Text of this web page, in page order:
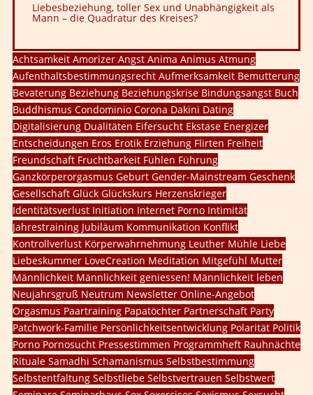
Liebesbeziehung, toller Sex und Unabhängigkeit als
Mann – die Quadratur des Kreises?
Achtsamkeit Amorizer Angst Anima Animus Atmung
Aufenthaltsbestimmungsrecht Aufmerksamkeit Bemutterung
Bevaterung Beziehung Beziehungskrise Bindungsangst Buch
Buddhismus Condominio Corona Dakini Dating
Digitalisierung Dualitäten Eifersucht Ekstase Energizer
Entscheidungen Eros Erotik Erziehung Flirten Freiheit
Freundschaft Fruchtbarkeit Fühlen Führung
Ganzkörperorgasmus Geburt Gender-Mainstream Geschenk
Gesellschaft Glück Glückskurs Herzenskrieger
Identitätsverlust Initiation Internet Porno Intimität
Jahrestraining Jubiläum Kommunikation Konflikt
Kontrollverlust Körperwahrnehmung Leuther Mühle Liebe
Liebeskummer LoveCreation Meditation Mitgefühl Mutter
Männlichkeit Männlichkeit geniessen! Männlichkeit leben
Neujahrsgruß Neutrum Newsletter Online-Angebot
Orgasmus Paartraining Papatöchter Partnerschaft Party
Patchwork-Familie Persönlichkeitsentwicklung Polarität Politik
Porno Pornosucht Pressestimmen Programmheft Rauhnächte
Rituale Samadhi Schamanismus Selbstbestimmung
Selbstentfaltung Selbstliebe Selbstvertrauen Selbstwert